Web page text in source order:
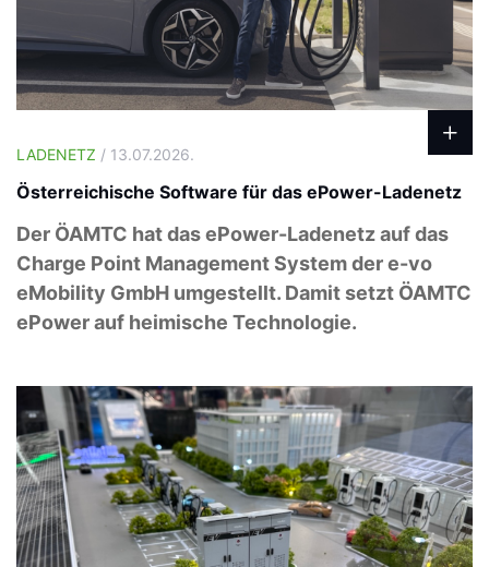
LADENETZ / 13.07.2026.
Österreichische Software für das ePower-Ladenetz
Der ÖAMTC hat das ePower-Ladenetz auf das
Charge Point Management System der e-vo
eMobility GmbH umgestellt. Damit setzt ÖAMTC
ePower auf heimische Technologie.